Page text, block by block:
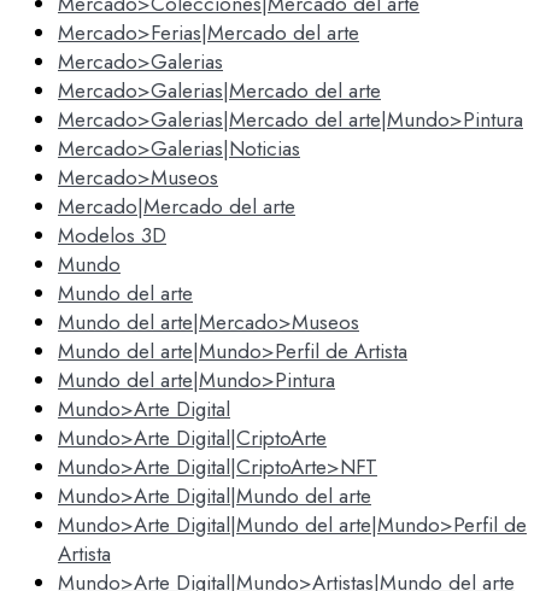
Mercado>Ferias|Mercado del arte
Mercado>Galerias
Mercado>Galerias|Mercado del arte
Mercado>Galerias|Mercado del arte|Mundo>Pintura
Mercado>Galerias|Noticias
Mercado>Museos
Mercado|Mercado del arte
Modelos 3D
Mundo
Mundo del arte
Mundo del arte|Mercado>Museos
Mundo del arte|Mundo>Perfil de Artista
Mundo del arte|Mundo>Pintura
Mundo>Arte Digital
Mundo>Arte Digital|CriptoArte
Mundo>Arte Digital|CriptoArte>NFT
Mundo>Arte Digital|Mundo del arte
Mundo>Arte Digital|Mundo del arte|Mundo>Perfil de
Artista
Mundo>Arte Digital|Mundo>Artistas|Mundo del arte